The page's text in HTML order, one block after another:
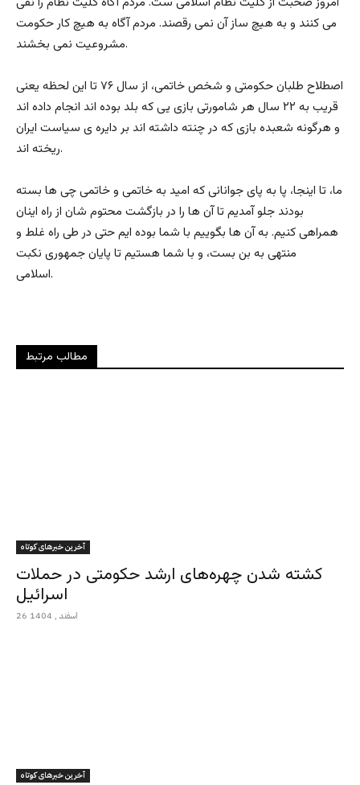
می کنند و به هیچ ساز آن نمی رقصند. مردم آگاه به هیچ کار حکومت
مشروعیت نمی بخشند.
اصطلاح طلبان حکومتی و شخص خاتمی، از سال ۷۶ تا این لحظه یعنی
قریب به ۲۲ سال هر شامورتی بازی یی که بلد بوده اند انجام داده اند
و هرگونه شعبده بازی که در چنته داشته اند بر دایره ی سیاست ایران
ریخته اند.
ما، تا اینجا، پا به پای جوانانی که امید به خاتمی و خاتمی چی ها بسته
بودند جلو آمدیم تا آن ها را در بازگشت محتوم شان از راه اینان
همراهی کنیم. به آن ها بگوییم با شما بوده ایم حتی در طی راه غلط و
منتهی به بن بست، و با شما هستیم تا پایان جمهوری نکبت
اسلامی.
مطالب مرتبط
آخرین خبرهای کوتاه
کشته شدن چهره‌های ارشد حکومتی در حملات
اسرائیل
26 اسفند , 1404
آخرین خبرهای کوتاه